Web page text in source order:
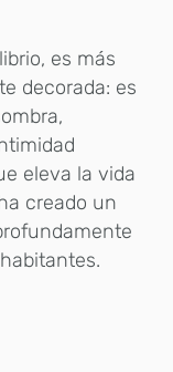
es más
decorada: es
eleva la vida
creado un